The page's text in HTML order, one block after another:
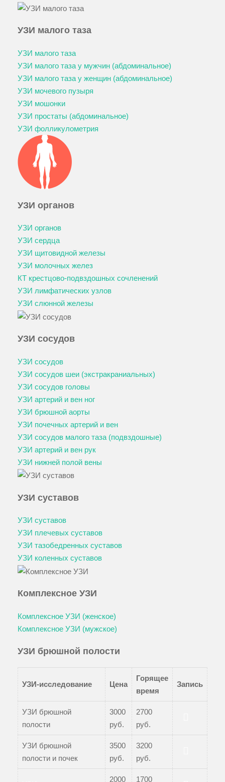
УЗИ малого таза
УЗИ малого таза
УЗИ малого таза у мужчин (абдоминальное)
УЗИ малого таза у женщин (абдоминальное)
УЗИ мочевого пузыря
УЗИ мошонки
УЗИ простаты (абдоминальное)
УЗИ фолликулометрия
УЗИ органов
УЗИ органов
УЗИ сердца
УЗИ щитовидной железы
УЗИ молочных желез
КТ крестцово-подвздошных сочленений
УЗИ лимфатических узлов
УЗИ слюнной железы
УЗИ сосудов
УЗИ сосудов
УЗИ сосудов шеи (экстракраниальных)
УЗИ сосудов головы
УЗИ артерий и вен ног
УЗИ брюшной аорты
УЗИ почечных артерий и вен
УЗИ сосудов малого таза (подвздошные)
УЗИ артерий и вен рук
УЗИ нижней полой вены
УЗИ суставов
УЗИ суставов
УЗИ плечевых суставов
УЗИ тазобедренных суставов
УЗИ коленных суставов
Комплексное УЗИ
Комплексное УЗИ (женское)
Комплексное УЗИ (мужское)
УЗИ брюшной полости
УЗИ-исследование Цена
Горящее
время
Запись
УЗИ брюшной
полости
3000
руб.
2700
руб.
УЗИ брюшной
полости и почек
3500
руб.
3200
руб.
2000
1700